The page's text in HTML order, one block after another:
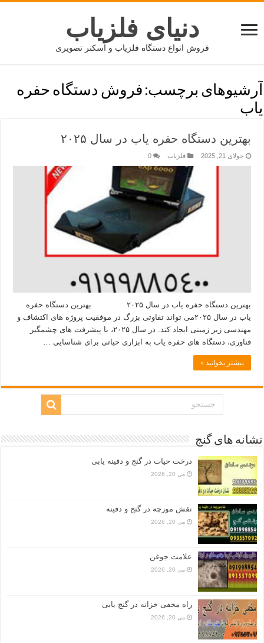
دنیای فلزیاب
فروش انواع دستگاه فلزیاب و اسکنر تصویری
آرشیوهای برچسب: فروش دستگاه حفره
یاب
بهترین دستگاه حفره یاب در سال ۲۰۲۵
جولای 21, 2025 فلزیاب 0
بهترین دستگاه حفره یاب در سال ۲۰۲۵ بهترین دستگاه حفره
یاب در سال ۲۰۲۵می‌ تواند تفاوتی بزرگ در موفقیت پروژه‌ های اکتشاف و
مهندسی زیر زمینی ایجاد کند. در سال ۲۰۲۵، با پیشرفت‌ های چشمگیر
فناوری، دستگاه‌ های حفره یاب به ابزاری حیاتی برای شناسایی …
بیشتر بخوانید »
نشانه های گنج
درخت حیات در گنج و دفینه یابی
می 20, 2026
نقش مورچه در گنج و دفینه
می 20, 2026
علامت جوغن
می 20, 2026
راه مخفی خزانه در گنج یابی
می 20, 2026